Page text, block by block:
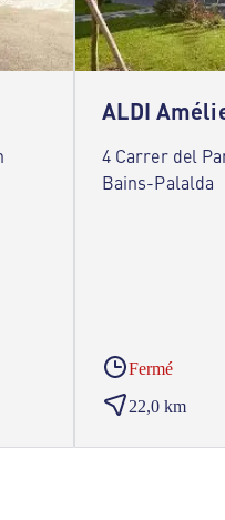
4 Carrer del
Bains-Palalda
Fermé
22,0 km